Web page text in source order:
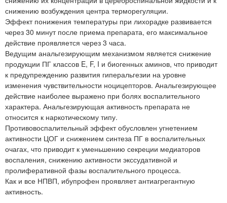
снижению возбуждения центра терморегуляции.
Эффект понижения температуры при лихорадке развивается
через 30 минут после приема препарата, его максимальное
действие проявляется через 3 часа.
Ведущим анальгезирующим механизмом является снижение
продукции ПГ классов E, F, I и биогенных аминов, что приводит
к предупреждению развития гиперальгезии на уровне
изменения чувствительности ноцицепторов. Анальгезирующее
действие наиболее выражено при болях воспалительного
характера. Анальгезирующая активность препарата не
относится к наркотическому типу.
Противовоспалительный эффект обусловлен угнетением
активности ЦОГ и снижением синтеза ПГ в воспалительных
очагах, что приводит к уменьшению секреции медиаторов
воспаления, снижению активности экссудативной и
пролиферативной фазы воспалительного процесса.
Как и все НПВП, ибупрофен проявляет антиагрегантную
активность.